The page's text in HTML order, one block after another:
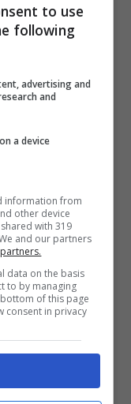
Quanto Vale
giunto il
è tutto per
to use
following
advertising and
and
a device
information from
other device
with 319
and our partners
data on the basis
to by managing
of this page
consent in privacy